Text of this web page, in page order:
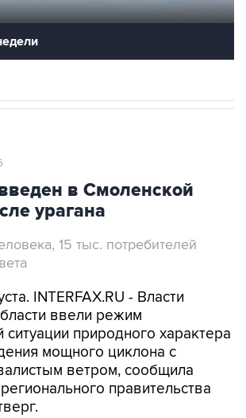
в Смоленской
урагана
15 тыс. потребителей
INTERFAX.RU - Власти
ввели режим
природного характера
мощного циклона с
ветром, сообщила
правительства